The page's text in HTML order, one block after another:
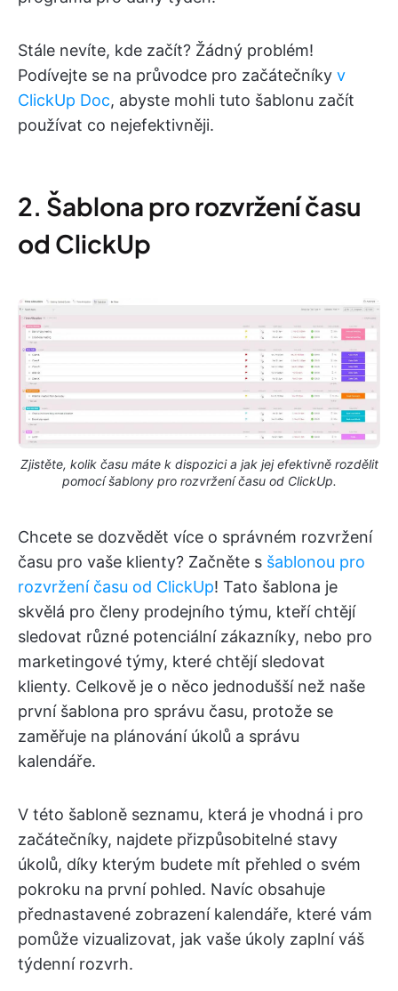
Stále nevíte, kde začít? Žádný problém!
Podívejte se na průvodce pro začátečníky v
ClickUp Doc, abyste mohli tuto šablonu začít
používat co nejefektivněji.
2. Šablona pro rozvržení času
od ClickUp
Zjistěte, kolik času máte k dispozici a jak jej efektivně rozdělit
pomocí šablony pro rozvržení času od ClickUp.
Chcete se dozvědět více o správném rozvržení
času pro vaše klienty? Začněte s šablonou pro
rozvržení času od ClickUp! Tato šablona je
skvělá pro členy prodejního týmu, kteří chtějí
sledovat různé potenciální zákazníky, nebo pro
marketingové týmy, které chtějí sledovat
klienty. Celkově je o něco jednodušší než naše
první šablona pro správu času, protože se
zaměřuje na plánování úkolů a správu
kalendáře.
V této šabloně seznamu, která je vhodná i pro
začátečníky, najdete přizpůsobitelné stavy
úkolů, díky kterým budete mít přehled o svém
pokroku na první pohled. Navíc obsahuje
přednastavené zobrazení kalendáře, které vám
pomůže vizualizovat, jak vaše úkoly zaplní váš
týdenní rozvrh.